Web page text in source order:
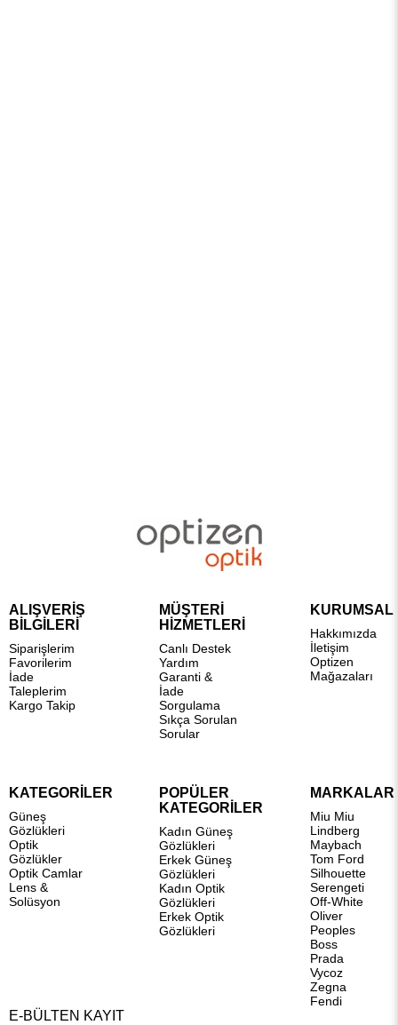
ALIŞVERİŞ
BİLGİLERİ
Siparişlerim
Favorilerim
İade
Taleplerim
Kargo Takip
MÜŞTERİ
HİZMETLERİ
Canlı Destek
Yardım
Garanti &
İade
Sorgulama
Sıkça Sorulan
Sorular
KURUMSAL
Hakkımızda
İletişim
Optizen
Mağazaları
KATEGORİLER
Güneş
Gözlükleri
Optik
Gözlükler
Optik Camlar
Lens &
Solüsyon
POPÜLER
KATEGORİLER
Kadın Güneş
Gözlükleri
Erkek Güneş
Gözlükleri
Kadın Optik
Gözlükleri
Erkek Optik
Gözlükleri
MARKALAR
Miu Miu
Lindberg
Maybach
Tom Ford
Silhouette
Serengeti
Off-White
Oliver
Peoples
Boss
Prada
Vycoz
Zegna
Fendi
E-BÜLTEN KAYIT